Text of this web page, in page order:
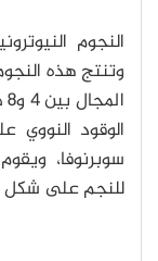
النجوم
وتنتج هذه
الوقود النووي
سوبرنوفا،
للنجم على شكل